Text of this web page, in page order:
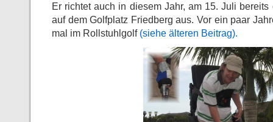
Er richtet auch in diesem Jahr, am 15. Juli
auf dem Golfplatz Friedberg aus. Vor ein paar
mal im Rollstuhlgolf (siehe älteren Beitrag).